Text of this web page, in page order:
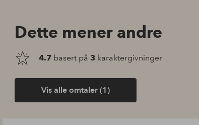
Dette mener andre
4.7 basert på 3 karaktergivninger
Vis alle omtaler (1)